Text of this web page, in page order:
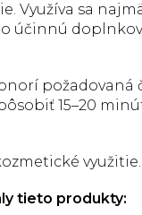
Využíva sa
účinnú
požadovaná
15–20
využitie.
tieto produkty: